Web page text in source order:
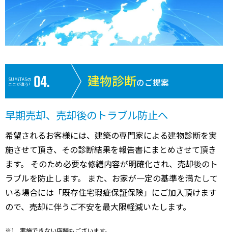
SUMiTASの
ここが違う!
建物診断のご提案
早期売却、売却後のトラブル防止へ
希望されるお客様には、建築の専門家による建物診断を実
施させて頂き、その診断結果を報告書にまとめさせて頂き
ます。 そのため必要な修繕内容が明確化され、売却後のト
ラブルを防止します。 また、お家が一定の基準を満たして
いる場合には「既存住宅瑕疵保証保険」にご加入頂けます
ので、売却に伴うご不安を最大限軽減いたします。
実施できない店舗もございます。